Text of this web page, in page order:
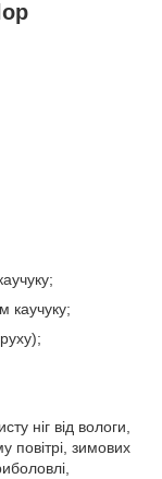
каучуку;
ніг від вологи,
повітрі, зимових